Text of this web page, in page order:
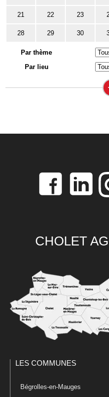
21 22 23
28 29 30
Par thème
Par lieu
CHOLET
LES COMMUNES
Bégrolles-en-Mauges